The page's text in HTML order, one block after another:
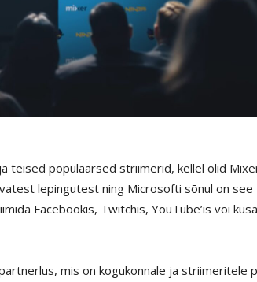
teised populaarsed striimerid, kellel olid
lepingutest ning Microsofti sõnul on see
Facebookis, Twitchis, YouTube’is või
mis on kogukonnale ja striimeritele